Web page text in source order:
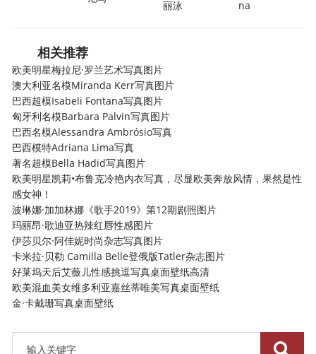
丽泳
na
相关推荐
欧美明星梅拉尼·罗兰艺术写真图片
澳大利亚名模Miranda Kerr写真图片
巴西超模Isabeli Fontana写真图片
匈牙利名模Barbara Palvin写真图片
巴西名模Alessandra Ambrósio写真
巴西模特Adriana Lima写真
著名超模Bella Hadid写真图片
欧美明星凯莉•布鲁克冷艳内衣写真，尽显欧美奔放风情，果然是性
感女神！
波琳娜·加加林娜《歌手2019》第12期剧照图片
玛丽昂·歌迪亚热辣红唇性感图片
伊莎贝尔·阿佳妮时尚杂志写真图片
卡米拉·贝勒 Camilla Belle登俄版Tatler杂志图片
好莱坞天后艾薇儿性感挑逗写真桌面壁纸高清
欧美混血美女维多利亚嘉丝蒂唯美写真桌面壁纸
金·卡戴珊写真桌面壁纸